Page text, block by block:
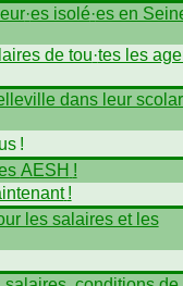
·es isolé·es en
de tou·tes les
dans leur
!
AESH !
!
les salaires et les